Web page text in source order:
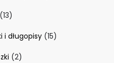
1313
i długopisy 1515
22